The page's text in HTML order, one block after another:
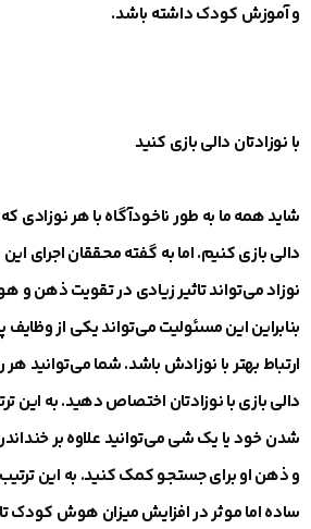
و آموزش کودک داشته باشد.
با نوزادتان دالی بازی کنید
شاید همه ما به طور ناخودآگاه با هر نوزادی
دالی بازی کنیم. اما به گفته محققان اجرای
نوزاد می‌تواند تاثیر زیادی در تقویت ذهن و
بنابراین این مسئولیت می‌تواند یکی از وظایف
ارتباط بهتر با نوزادش باشد. شما می‌توانید هر
دالی بازی با نوزادتان اختصاص دهید. به این
شدن خود یا یک شی می‌توانید علاوه بر
و ذهن او برای جستجو کمک کنید. به این ترتیب
ساده اما موثر در افزایش میزان هوش کودک